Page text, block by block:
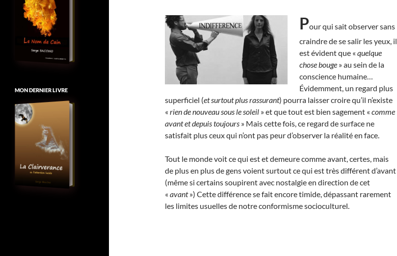
Pour qui sait observer sans
craindre de se salir les yeux, il
est évident que « quelque
chose bouge » au sein de la
conscience humaine…
Évidemment, un regard plus
superficiel (et surtout plus rassurant) pourra laisser croire qu’il n’existe
« rien de nouveau sous le soleil » et que tout est bien sagement « comme
avant et depuis toujours » Mais cette fois, ce regard de surface ne
satisfait plus ceux qui n’ont pas peur d’observer la réalité en face.
Tout le monde voit ce qui est et demeure comme avant, certes, mais
de plus en plus de gens voient surtout ce qui est très différent d’avant
(même si certains soupirent avec nostalgie en direction de cet
« avant») Cette différence se fait encore timide, dépassant rarement
les limites usuelles de notre conformisme socioculturel.
MON DERNIER LIVRE